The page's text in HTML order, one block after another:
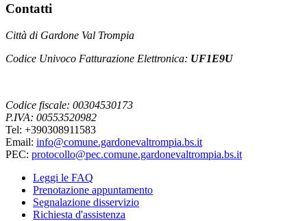
Contatti
Città di Gardone Val Trompia
Codice Univoco Fatturazione Elettronica: UF1E9U
Codice fiscale: 00304530173
P.IVA: 00553520982
Tel: +390308911583
Email: info@comune.gardonevaltrompia.bs.it
PEC: protocollo@pec.comune.gardonevaltrompia.bs.it
Leggi le FAQ
Prenotazione appuntamento
Segnalazione disservizio
Richiesta d'assistenza